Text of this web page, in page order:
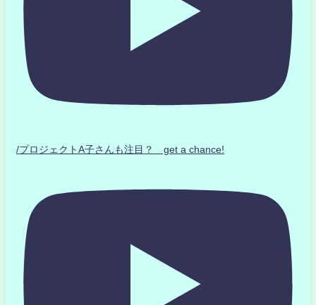
/プロジェクトA子さんも注目？ get a chance!